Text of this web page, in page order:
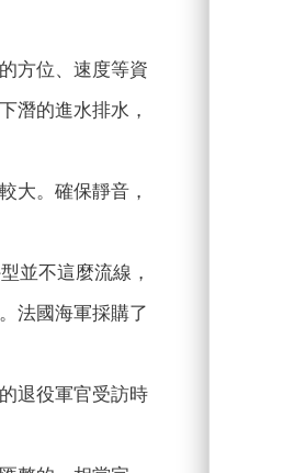
方位、速度等資
潛的進水排水，
大。確保靜音，
並不這麼流線，
法國海軍採購了
退役軍官受訪時